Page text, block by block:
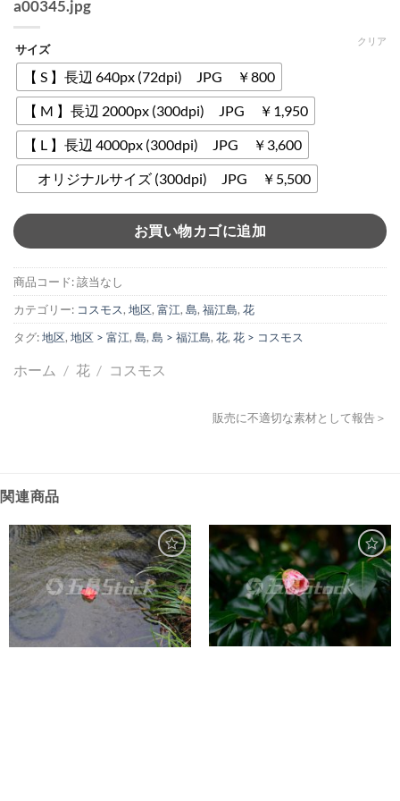
a00345.jpg
サイズ
【 S 】長辺 640px (72dpi) JPG ￥800
【 M 】長辺 2000px (300dpi) JPG ￥1,950
【 L 】長辺 4000px (300dpi) JPG ￥3,600
オリジナルサイズ (300dpi) JPG ￥5,500
クリア
お買い物カゴに追加
商品コード:該当なし
カテゴリー: コスモス, 地区, 富江, 島, 福江島, 花
タグ:地区, 地区 > 富江, 島, 島 > 福江島, 花, 花 > コスモス
ホーム / 花 / コスモス
販売に不適切な素材として報告＞
関連商品